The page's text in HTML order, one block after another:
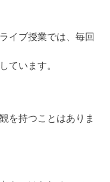
イブ授業では、毎回
ています。
を持つことはありま